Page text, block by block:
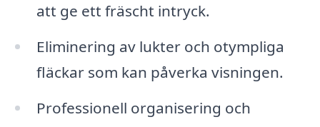
att ge ett fräscht intryck.
Eliminering av lukter och otympliga
fläckar som kan påverka visningen.
Professionell organisering och